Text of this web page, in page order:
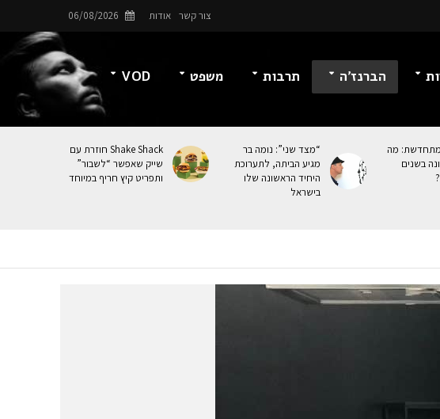
צור קשר אודות 06/08/2026
הברנז’ה תרבות משפט VOD
מתחדשת: מה
בשנים
“מצד שני”: נומה בר
מגיע הביתה, לתערוכת
היחיד הראשונה שלו
בישראל
Shake Shack חוזרת עם
שייק שאפשר “לשבור”
ותפריט קיץ חריף במיוחד